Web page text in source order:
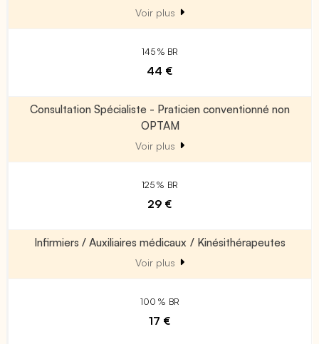
Voir plus
145 % BR
44 €
Consultation Spécialiste - Praticien conventionné non
OPTAM
Voir plus
125 % BR
29 €
Infirmiers / Auxiliaires médicaux / Kinésithérapeutes
Voir plus
100 % BR
17 €